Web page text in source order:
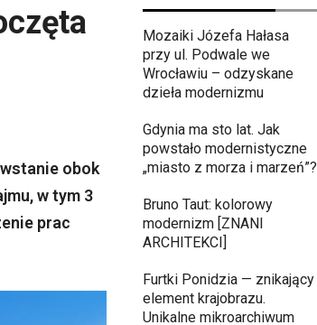
obok
w tym 3
prac
Mozaiki Józefa Hałasa
przy ul. Podwale we
Wrocławiu – odzyskane
dzieła modernizmu
Gdynia ma sto lat. Jak
powstało modernistyczne
„miasto z morza i marzeń”?
Bruno Taut: kolorowy
modernizm [ZNANI
ARCHITEKCI]
Furtki Ponidzia — znikający
element krajobrazu.
Unikalne mikroarchiwum